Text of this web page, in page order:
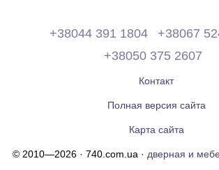
+38044 391 1804
+38067
+38050 375 2607
Контакт
Полная версия сайта
Карта сайта
© 2010—2026 · 740.com.ua · дверная и